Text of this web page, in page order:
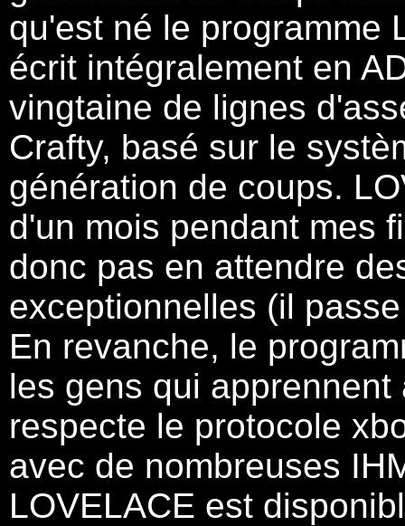
qu'est né le programme
écrit intégralement en
vingtaine de lignes
Crafty, basé sur le
génération de coups.
d'un mois pendant mes
donc pas en attendre
exceptionnelles (il
En revanche, le
les gens qui
respecte le protocole
avec de nombreuses
LOVELACE est